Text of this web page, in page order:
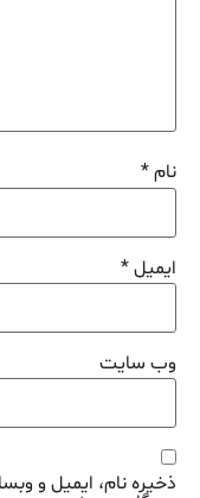
نام*
ایمیل*
وب‌ سایت
ذخیره نام، ایمیل و